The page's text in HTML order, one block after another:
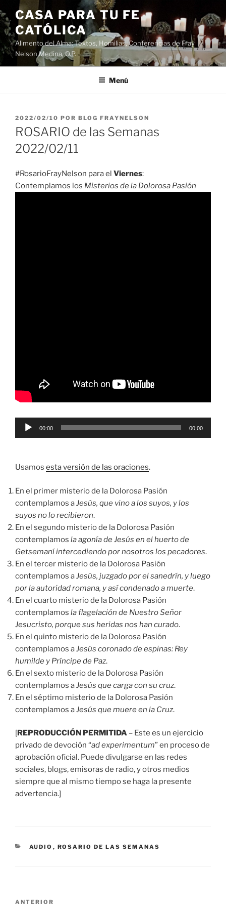
Saltar
al
contenido
CASA PARA TU FE
CATÓLICA
Alimento del Alma: Textos, Homilias, Conferencias de Fray
Nelson Medina, O.P.
Menú
PUBLICADO
EL
2022/02/10 POR BLOG FRAYNELSON
ROSARIO de las Semanas
2022/02/11
#RosarioFrayNelson para el Viernes:
Contemplamos los Misterios de la Dolorosa Pasión
Reproductor
00:00 00:00
Usamos esta versión de las oraciones.
En el primer misterio de la Dolorosa Pasión
contemplamos aJesús, que vino a los suyos, y los
suyos no lo recibieron.
En el segundo misterio de la Dolorosa Pasión
contemplamos la agonía de Jesús en el huerto de
Getsemaní intercediendo por nosotros los pecadores.
En el tercer misterio de la Dolorosa Pasión
contemplamos aJesús, juzgado por el sanedrín, y luego
por la autoridad romana, y así condenado a muerte.
En el cuarto misterio de la Dolorosa Pasión
contemplamos la flagelación de Nuestro Señor
Jesucristo, porque sus heridas nos han curado.
En el quinto misterio de la Dolorosa Pasión
contemplamos aJesús coronado de espinas: Rey
humilde y Príncipe de Paz.
En el sexto misterio de la Dolorosa Pasión
contemplamos aJesús que carga con su cruz.
En el séptimo misterio de la Dolorosa Pasión
contemplamos aJesús que muere en la Cruz.
[REPRODUCCIÓN PERMITIDA – Este es un ejercicio
privado de devoción “ad experimentum” en proceso de
aprobación oficial. Puede divulgarse en las redes
sociales, blogs, emisoras de radio, y otros medios
siempre que al mismo tiempo se haga la presente
advertencia.]
CATEGORÍAS
AUDIO , ROSARIO DE LAS SEMANAS
Entrada
ANTERIOR